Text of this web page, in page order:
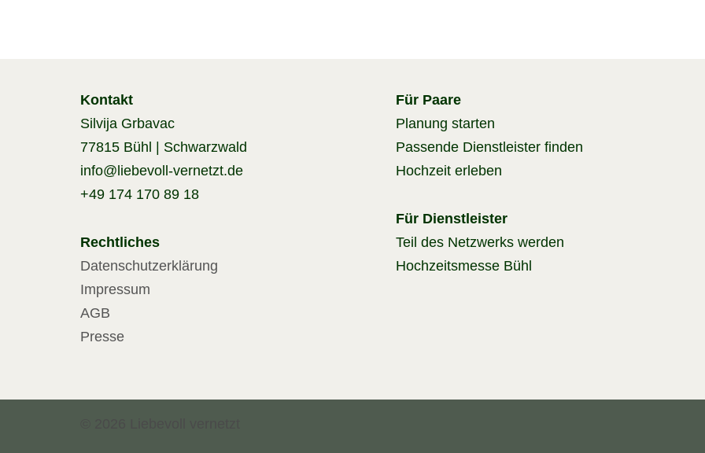
Kontakt
Silvija Grbavac
77815 Bühl | Schwarzwald
info@liebevoll-vernetzt.de
+49 174 170 89 18
Rechtliches
Datenschutzerklärung
Impressum
AGB
Presse
Für Paare
Planung starten
Passende Dienstleister finden
Hochzeit erleben
Für Dienstleister
Teil des Netzwerks werden
Hochzeitsmesse Bühl